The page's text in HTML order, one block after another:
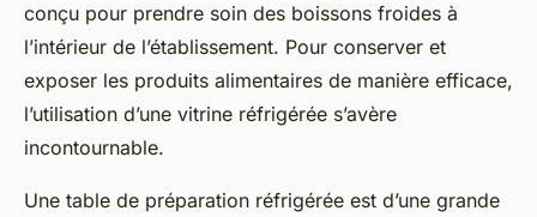
conçu pour prendre soin des boissons froides à
l’intérieur de l’établissement. Pour conserver et
exposer les produits alimentaires de manière efficace,
l’utilisation d’une vitrine réfrigérée s’avère
incontournable.
Une table de préparation réfrigérée est d’une grande